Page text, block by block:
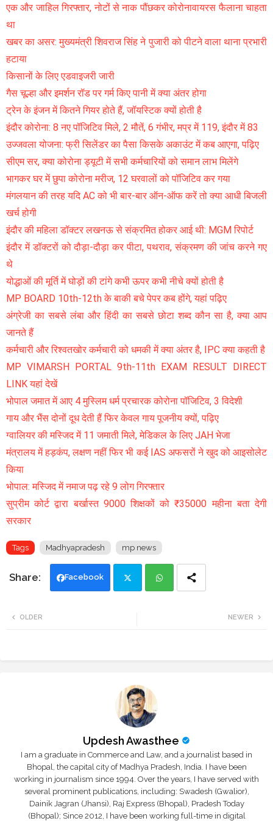
एक और जाहिल गिरफ्तार, नोटों से नाक पौंछकर कोरोनावायरस फैलाना चाहता
था
खबर का असर: मुख्यमंत्री शिवराज सिंह ने पुजारी को पीटने वाला थाना प्रभारी
हटाया
किसानों के लिए एडवाइजरी जारी
गैस चूल्हा और इमर्शन रॉड पर गर्म किए पानी में क्या अंतर होगा
ट्रेन के इंजन में कितने गियर होते हैं, जॉयस्टिक क्यों होती है
इंदौर कोरोना: 8 नए पॉजिटिव मिले, 2 मौतें, 6 गंभीर, मप्र में 119, इंदौर में 83
उज्जवला योजना: फ्री सिलेंडर का पैसा किसके अकाउंट में कब आएगा, पढ़िए
सीएम सर, क्या कोरोना ड्यूटी में सभी कर्मचारियों को समान लाभ मिलेंगे
भागकर घर में छुपा कोरोना मरीज, 12 घरवालों को पॉजिटिव कर गया
मंगलयान की तरह यदि AC को भी बार-बार ऑन-ऑफ करें तो क्या आधी बिजली
खर्च होगी
इंदौर की महिला डॉक्टर लखनऊ से संक्रमित होकर आई थी: MGM रिपोर्ट
इंदौर में डॉक्टरों को दौड़ा-दौड़ा कर पीटा, पथराव, संक्रमण की जांच करने गए
थे
योद्धाओं की मूर्ति में घोड़ों की टांगे कभी ऊपर कभी नीचे क्यों होती है
MP BOARD 10th-12th के बाकी बचे पेपर कब होंगे, यहां पढ़िए
अंग्रेजी का सबसे लंबा और हिंदी का सबसे छोटा शब्द कौन सा है, क्या आप
जानते हैं
कर्मचारी और रिश्वतखोर कर्मचारी को धमकी में क्या अंतर है, IPC क्या कहती है
MP VIMARSH PORTAL 9th-11th EXAM RESULT DIRECT
LINK यहां देखें
भोपाल जमात में आए 4 मुस्लिम धर्म प्रचारक कोरोना पॉजिटिव, 3 विदेशी
गाय और भैंस दोनों दूध देती हैं फिर केवल गाय पूजनीय क्यों, पढ़िए
ग्वालियर की मस्जिद में 11 जमाती मिले, मेडिकल के लिए JAH भेजा
मंत्रालय में हड़कंप, लक्षण नहीं फिर भी कई IAS अफसरों ने खुद को आइसोलेट
किया
भोपाल: मस्जिद में नमाज पढ़ रहे 9 लोग गिरफ्तार
सुप्रीम कोर्ट द्वारा बर्खास्त 9000 शिक्षकों को ₹35000 महीना बता देगी
सरकार
Tags Madhyapradesh mp news
Facebook
NEWER
OLDER
Updesh Awasthee
I am a graduate in Commerce and Law, and a journalist based in
Bhopal, the capital city of Madhya Pradesh, India. I have been
working in journalism since 1994. Over the years, I have served with
several prominent publications, including: Swadesh (Gwalior),
Dainik Jagran (Jhansi), Raj Express (Bhopal), Pradesh Today
(Bhopal); Since 2012, I have been working full-time in digital